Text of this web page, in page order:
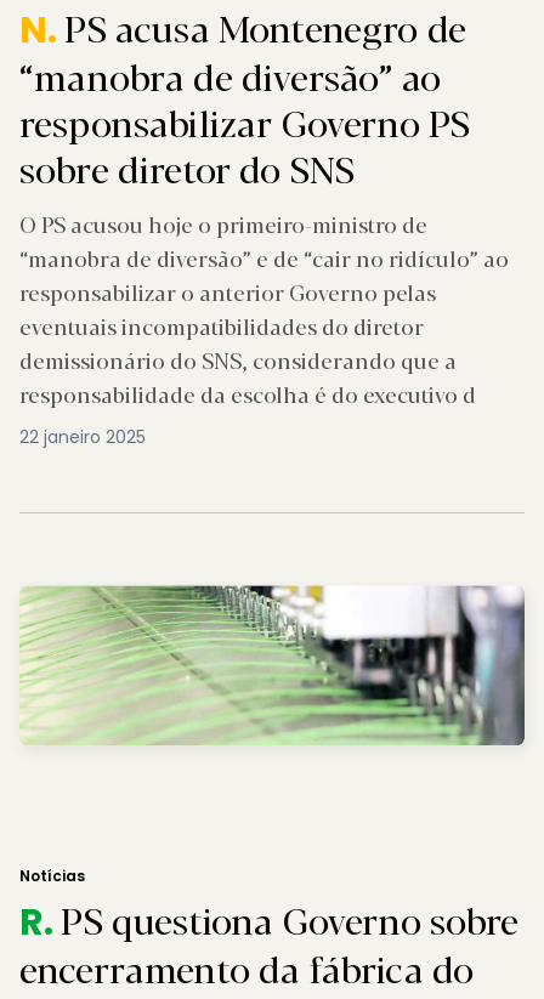
N.PS acusa Montenegro de
“manobra de diversão” ao
responsabilizar Governo PS
sobre diretor do SNS
O PS acusou hoje o primeiro-ministro de
“manobra de diversão” e de “cair no ridículo” ao
responsabilizar o anterior Governo pelas
eventuais incompatibilidades do diretor
demissionário do SNS, considerando que a
responsabilidade da escolha é do executivo d
22 janeiro 2025
Notícias
R.PS questiona Governo sobre
encerramento da fábrica do